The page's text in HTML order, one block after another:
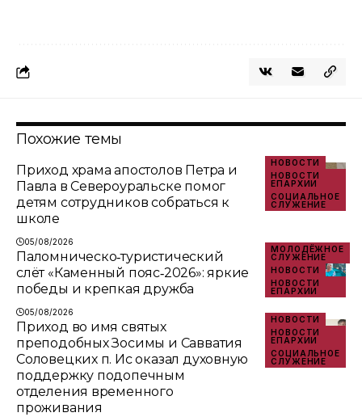
Похожие темы
НОВОСТИ
НОВОСТИ
ЕПАРХИИ
СОЦИАЛЬНОЕ
СЛУЖЕНИЕ
Приход храма апостолов Петра и
Павла в Североуральске помог
детям сотрудников собраться к
школе
05/08/2026
МОЛОДЁЖНОЕ
СЛУЖЕНИЕ
НОВОСТИ
НОВОСТИ
ЕПАРХИИ
Паломническо‑туристический
слёт «Каменный пояс‑2026»: яркие
победы и крепкая дружба
05/08/2026
НОВОСТИ
НОВОСТИ
ЕПАРХИИ
СОЦИАЛЬНОЕ
СЛУЖЕНИЕ
Приход во имя святых
преподобных Зосимы и Савватия
Соловецких п. Ис оказал духовную
поддержку подопечным
отделения временного
проживания